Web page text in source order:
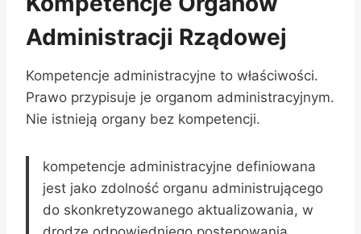
Administracji Rządowej
Kompetencje administracyjne to właściwości.
Prawo przypisuje je organom administracyjnym.
Nie istnieją organy bez kompetencji.
kompetencje administracyjne definiowana
jest jako zdolność organu administrującego
do skonkretyzowanego aktualizowania, w